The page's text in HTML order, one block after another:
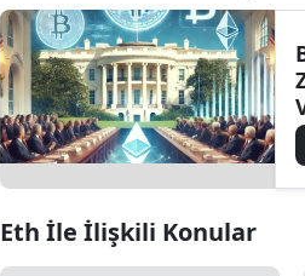
Eth İle İlişkili Konular